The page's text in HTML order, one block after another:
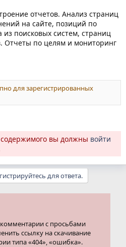
отчетов. Анализ страниц
на сайте, позиций по
поисковых систем, страниц
Отчеты по целям и мониторинг
для зарегистрированных
вы должны войти
для ответа.
комментарии с просьбами
ссылку на скачивание
типа «404», «ошибка».